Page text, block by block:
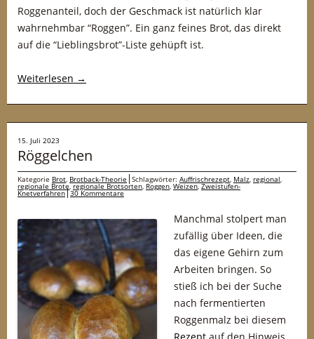
Roggenanteil, doch der Geschmack ist natürlich klar
wahrnehmbar “Roggen”. Ein ganz feines Brot, das direkt
auf die “Lieblingsbrot”-Liste gehüpft ist.
Weiterlesen →
15. Juli 2023
Röggelchen
Kategorie Brot, Brotback-Theorie Schlagwörter: Auffrischrezept, Malz, regional,
regionale Brote,regionale Brotsorten, Roggen, Weizen,Zweistufen-
Knetverfahren 30 Kommentare
Manchmal stolpert man
zufällig über Ideen, die
das eigene Gehirn zum
Arbeiten bringen. So
stieß ich bei der Suche
nach fermentierten
Roggenmalz bei diesem